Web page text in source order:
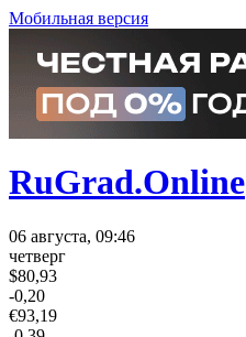
Мобильная версия
RuGrad.Online
06 августа, 09:46
четверг
$80,93
-0,20
€93,19